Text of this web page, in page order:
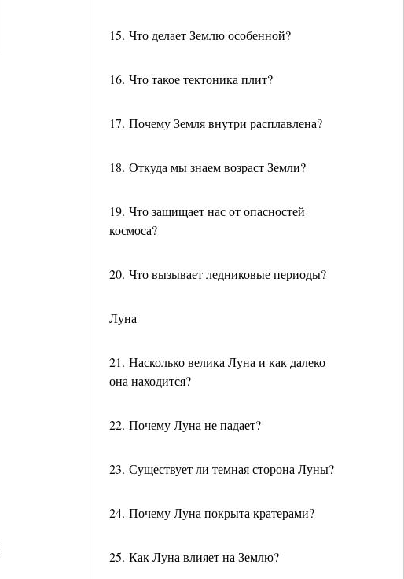
15. Что делает Землю особенной?
16. Что такое тектоника плит?
17. Почему Земля внутри расплавлена?
18. Откуда мы знаем возраст Земли?
19. Что защищает нас от опасностей
космоса?
20. Что вызывает ледниковые периоды?
Луна
21. Насколько велика Луна и как далеко
она находится?
22. Почему Луна не падает?
23. Существует ли темная сторона Луны?
24. Почему Луна покрыта кратерами?
25. Как Луна влияет на Землю?